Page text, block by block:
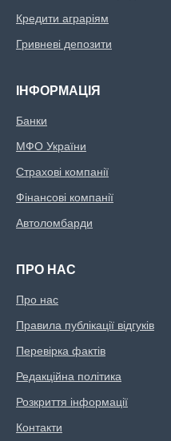
Кредити аграріям
Гривневі депозити
ІНФОРМАЦІЯ
Банки
МФО України
Страхові компанії
Фінансові компанії
Автоломбарди
ПРО НАС
Про нас
Правила публікації відгуків
Перевірка фактів
Редакційна політика
Розкриття інформації
Контакти